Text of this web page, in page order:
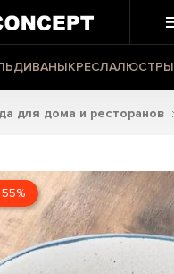
ДИВАНЫКРЕСЛАЛЮСТРЫ
для дома и ресторанов